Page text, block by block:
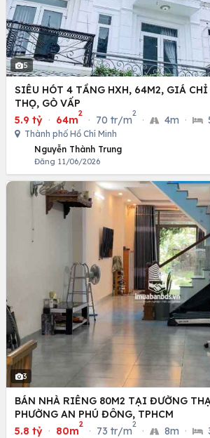
5
SIÊU HÓT 4 TẦNG HXH, 64M2, GIÁ CHỈ : 5.9 TỶ, LÊ ĐÚC
THỌ, GÒ VẤP
5.9 tỷ · 64m
2
· 70 tr/m
2
· 4m ·
Thành phố Hồ Chí Minh
Nguyễn Thành Trung
Đăng 11/06/2026
3
BÁN NHÀ RIÊNG 80M2 TẠI ĐƯỜNG
PHƯỜNG AN PHÚ ĐÔNG, TPHCM
5.8 tỷ · 80m
2
· 73 tr/m
2
· 8m ·